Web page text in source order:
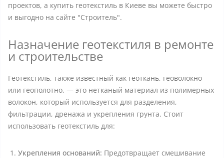
проектов, а купить геотекстиль в Киеве вы можете быстро
и выгодно на сайте "Строитель".
Назначение геотекстиля в ремонте
и строительстве
Геотекстиль, также известный как геоткань, геоволокно
или геополотно, — это нетканый материал из полимерных
волокон, который используется для разделения,
фильтрации, дренажа и укрепления грунта. Стоит
использовать геотекстиль для:
Укрепления оснований: Предотвращает смешивание